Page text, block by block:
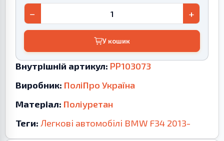
− +
У кошик
Внутрішній артикул: PP103073
Виробник: ПоліПро Україна
Матеріал: Поліуретан
Теги: Легкові автомобілі BMW F34 2013-